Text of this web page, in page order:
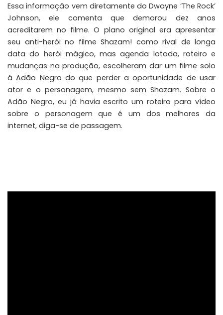
Essa informação vem diretamente doDwayne ‘The Rock’
Johnson, ele comenta que demorou dez anos
acreditarem no filme. O plano original era apresentar
seu anti-herói no filme Shazam! como rival de longa
data do herói mágico, mas agenda lotada, roteiro e
mudanças na produção, escolheram dar um filme solo
á Adão Negro do que perder a oportunidade de usar
ator e o personagem, mesmo sem Shazam. Sobre o
Adão Negro, eu já havia escrito um roteiro para vídeo
sobre o personagem que é um dos melhores da
internet, diga-se de passagem.